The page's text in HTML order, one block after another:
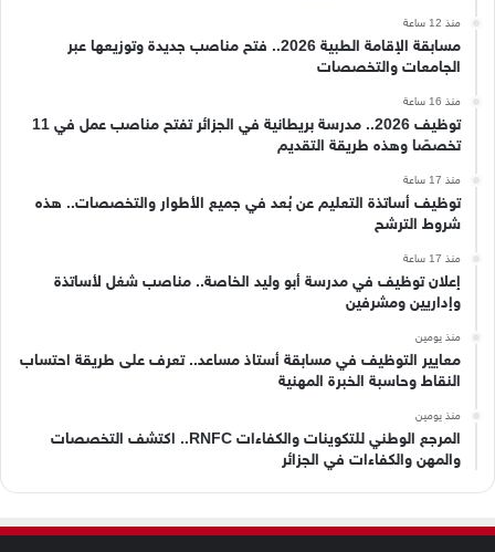
منذ 12 ساعة
مسابقة الإقامة الطبية 2026.. فتح مناصب جديدة وتوزيعها عبر
الجامعات والتخصصات
منذ 16 ساعة
توظيف 2026.. مدرسة بريطانية في الجزائر تفتح مناصب عمل في 11
تخصصًا وهذه طريقة التقديم
منذ 17 ساعة
توظيف أساتذة التعليم عن بُعد في جميع الأطوار والتخصصات.. هذه
شروط الترشح
منذ 17 ساعة
إعلان توظيف في مدرسة أبو وليد الخاصة.. مناصب شغل لأساتذة
وإداريين ومشرفين
منذ يومين
معايير التوظيف في مسابقة أستاذ مساعد.. تعرف على طريقة احتساب
النقاط وحاسبة الخبرة المهنية
منذ يومين
المرجع الوطني للتكوينات والكفاءات RNFC.. اكتشف التخصصات
والمهن والكفاءات في الجزائر